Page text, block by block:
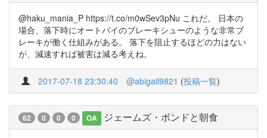
@haku_mania_P https://t.co/m0wSev3pNu これだ。 日本の
場合、落下時にオートバイのブレーキシューのような非常ブ
レーキが働く仕組みがある。 落下を阻止するほどの力はない
が、減速すれば被害は減る考えね。
2017-07-18 23:30:40 @abigail9821 (投稿一覧)
62 0 0 0 OA ジェームズ・ボンドと朝食